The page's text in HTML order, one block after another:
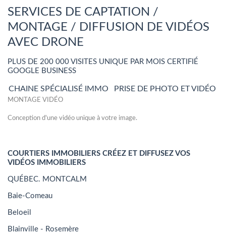
SERVICES DE CAPTATION /
MONTAGE / DIFFUSION DE VIDÉOS
AVEC DRONE
PLUS DE 200 000 VISITES UNIQUE PAR MOIS CERTIFIÉ
GOOGLE BUSINESS
CHAINE SPÉCIALISÉ IMMO PRISE DE PHOTO ET VIDÉO
MONTAGE VIDÉO
Conception d'une vidéo unique à votre image.
COURTIERS IMMOBILIERS CRÉEZ ET DIFFUSEZ VOS
VIDÉOS IMMOBILIERS
QUÉBEC. MONTCALM
Baie-Comeau
Beloeil
Blainville - Rosemère